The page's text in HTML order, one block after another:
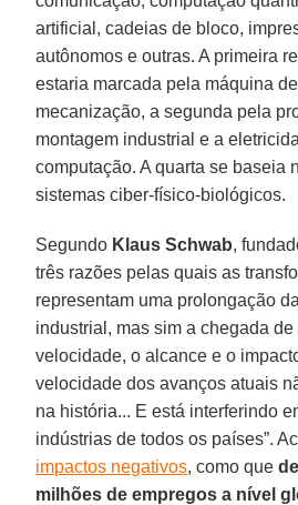
artificial, cadeias de bloco,
autônomos e outras. A primeira
estaria marcada pela máquina
mecanização, a segunda pela
montagem industrial e a
computação. A quarta se baseia
sistemas ciber-físico-biológicos.
Segundo Klaus Schwab,
três razões pelas quais as
representam uma prolongação
industrial, mas sim a chegada de
velocidade, o alcance e o
velocidade dos avanços atuais
na história... E está interferindo
indústrias de todos os países”.
impactos negativos, como que
milhões de empregos a nível